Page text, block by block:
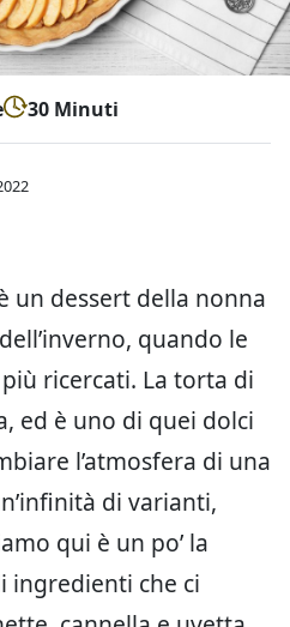
30 Minuti
un dessert della nonna
quando le
ricercati. La torta di
ed è uno di quei dolci
l’atmosfera di una
di varianti,
qui è un po’ la
ingredienti che ci